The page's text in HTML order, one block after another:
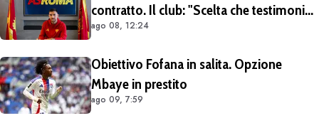
contratto. Il club: "Scelta che testimonia
condivisione della visione sportiva e dei
ago 08, 12:24
Obiettivo Fofana in salita. Opzione
Mbaye in prestito
ago 09, 7:59